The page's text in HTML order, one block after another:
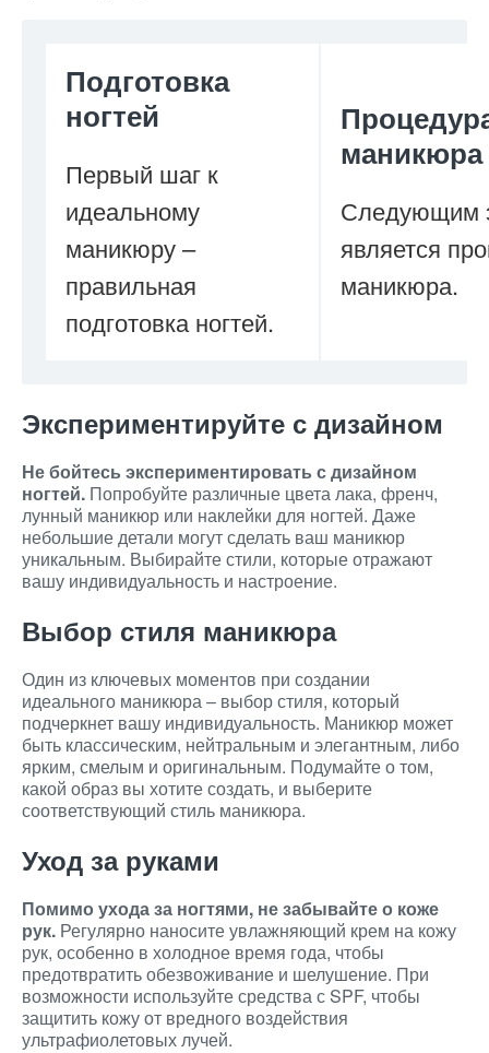
Подготовка
ногтей
Первый шаг к
идеальному
маникюру –
правильная
подготовка ногтей.
маникюра
Следующим
является
маникюра.
Экспериментируйте с дизайном
Не бойтесь экспериментировать с дизайном
ногтей. Попробуйте различные цвета лака, френч,
лунный маникюр или наклейки для ногтей. Даже
небольшие детали могут сделать ваш маникюр
уникальным. Выбирайте стили, которые отражают
вашу индивидуальность и настроение.
Выбор стиля маникюра
Один из ключевых моментов при создании
идеального маникюра – выбор стиля, который
подчеркнет вашу индивидуальность. Маникюр может
быть классическим, нейтральным и элегантным, либо
ярким, смелым и оригинальным. Подумайте о том,
какой образ вы хотите создать, и выберите
соответствующий стиль маникюра.
Уход за руками
Помимо ухода за ногтями, не забывайте о коже
рук. Регулярно наносите увлажняющий крем на кожу
рук, особенно в холодное время года, чтобы
предотвратить обезвоживание и шелушение. При
возможности используйте средства с SPF, чтобы
защитить кожу от вредного воздействия
ультрафиолетовых лучей.